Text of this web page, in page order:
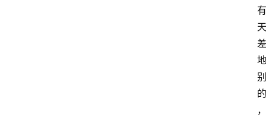
有
天
差
地
别
的
，